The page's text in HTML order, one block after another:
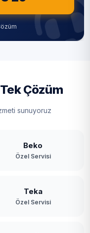
Çözüm
sunuyoruz
Beko
Özel Servisi
Teka
Özel Servisi